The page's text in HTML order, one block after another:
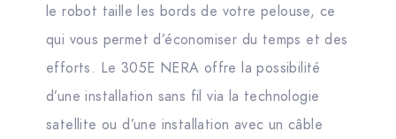
le robot taille les bords de votre pelouse, ce
qui vous permet d’économiser du temps et des
efforts. Le 305E NERA offre la possibilité
d’une installation sans fil via la technologie
satellite ou d’une installation avec un câble